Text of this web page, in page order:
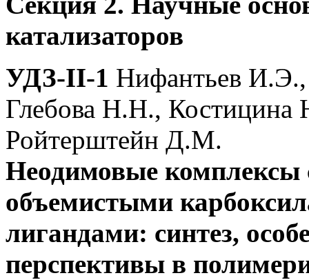
катализаторов
УДЗ-II-1 Нифантьев
Глебова Н.Н.,
Ройтерштейн Д.М.
Неодимовые комплексы
объемистыми
лигандами: синтез,
перспективы в